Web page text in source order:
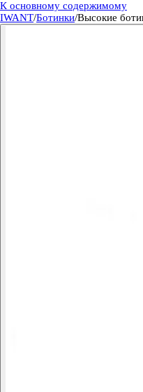
К основному содержимому
IWANT/Ботинки/Высокие